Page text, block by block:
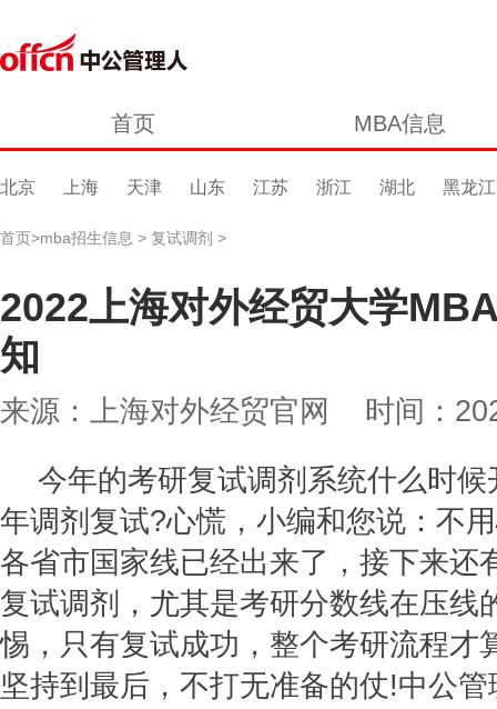
首页 MBA信息
北京 上海 天津 山东 江苏 浙江 湖北 黑龙江
首页>mba招生信息 > 复试调剂 >
2022上海对外经贸大学
知
来源：上海对外经贸官网 时间：
今年的考研复试调剂系统什么时
年调剂复试?心慌，小编和您说：不
各省市国家线已经出来了，接下来
复试调剂，尤其是考研分数线在压线
惕，只有复试成功，整个考研流程才
坚持到最后，不打无准备的仗!中公